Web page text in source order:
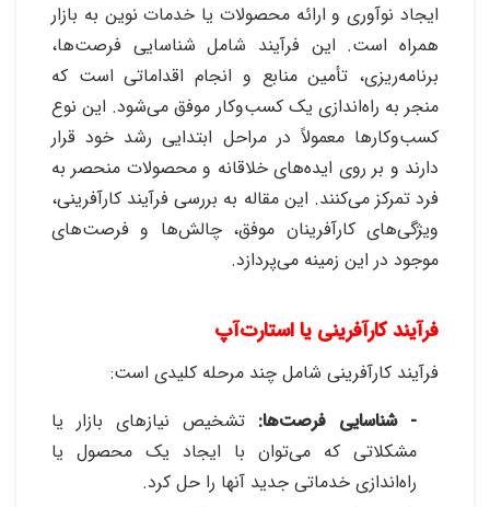
ایجاد نوآوری و ارائه محصولات یا خدمات نوین به بازار
همراه است. این فرآیند شامل شناسایی فرصت‌ها،
برنامه‌ریزی، تأمین منابع و انجام اقداماتی است که
منجر به راه‌اندازی یک کسب‌وکار موفق می‌شود. این نوع
کسب‌وکارها معمولاً در مراحل ابتدایی رشد خود قرار
دارند و بر روی ایده‌های خلاقانه و محصولات منحصر به‌
فرد تمرکز می‌کنند. این مقاله به بررسی فرآیند کارآفرینی،
ویژگی‌های کارآفرینان موفق، چالش‌ها و فرصت‌های
موجود در این زمینه می‌پردازد.
فرآیند کارآفرینی یا استارت‌آپ
فرآیند کارآفرینی شامل چند مرحله کلیدی است:
- شناسایی فرصت‌ها: تشخیص نیازهای بازار یا
مشکلاتی که می‌توان با ایجاد یک محصول یا
راه‌اندازی خدماتی جدید آنها را حل کرد.